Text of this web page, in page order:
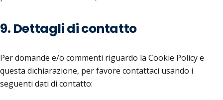
9. Dettagli di contatto
Per domande e/o commenti riguardo la Cookie Policy e
questa dichiarazione, per favore contattaci usando i
seguenti dati di contatto: